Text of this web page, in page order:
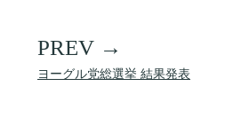
ヨーグル党総選挙 結果発表